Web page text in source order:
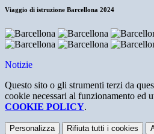
Viaggio di istruzione Barcellona 2024
Notizie
Questo sito o gli strumenti terzi da
cookie necessari al funzionamento ed
COOKIE POLICY.
Personalizza Rifiuta tutti i cookies